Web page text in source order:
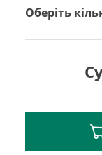
Оберіть